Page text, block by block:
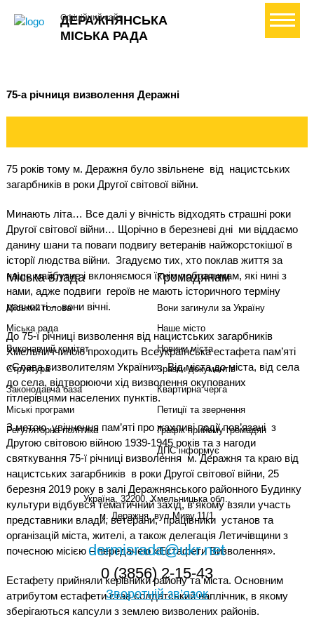
ДЕРАЖНЯНСЬКА
МІСЬКА РАДА
Офіційний сайт+ Створити петицію
75-а річниця визволення Деражні
75 років тому м. Деражня було звільнене від нацистських
загарбників в роки Другої світової війни.
Минають літа… Все далі у вічність відходять страшні роки
Другої світової війни… Щорічно в березневі дні ми віддаємо
данину шани та поваги подвигу ветеранів найжорстокішої в
історії людства війни. Згадуємо тих, хто поклав життя за
наше майбутнє і вклоняємося їхнім побратимам, які нині з
нами, адже подвиги героїв не мають історичного терміну
давності – вони вічні.
До 75-ї річниці визволення від нацистських загарбників
Хмельниччиною проходить Всеукраїнська естафета пам’яті
«Слава визволителям України». Від міста до міста, від села
до села, відтворюючи хід визволення окупованих
гітлерівцями населених пунктів.
З метою увічнення пам’яті про жахливі події пов’язані з
Другою світовою війною 1939-1945 років та з нагоди
святкування 75-ї річниці визволення м. Деражня та краю від
нацистських загарбників в роки Другої світової війни, 25
березня 2019 року в залі Деражнянського районного Будинку
культури відбувся тематичний захід, в якому взяли участь
представники влади, ветерани, працівники установ та
організацій міста, жителі, а також делегація Летичівщини з
почесною місією – передачею «Естафети Визволення».
Естафету прийняли керівники району та міста. Основним
атрибутом естафети став солдатський наплічник, в якому
зберігаються капсули з землею визволених районів.
Міська влада
Міський голова
Міська рада
Виконавчий комітет
Структура
Законодавча база
Міські програми
Регуляторна політика
Громадянам
Вони загинули за Україну
Наше місто
Новини міста
Зразки документів
Квартирна черга
Петиції та звернення
Графік прийому громадян
ДПС інформує
Україна, 32200, Хмельницька обл.,
м. Деражня, вул.Миру,11/1
dermisrada@ukr.net
0 (3856) 2-15-43
Зворотній зв’язок